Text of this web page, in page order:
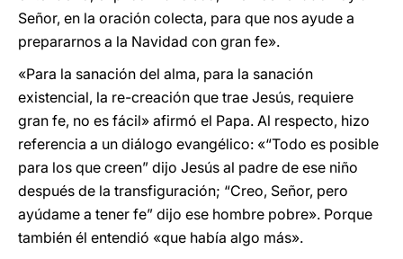
Señor, en la oración colecta, para que nos ayude a
prepararnos a la Navidad con gran fe».
«Para la sanación del alma, para la sanación
existencial, la re-creación que trae Jesús, requiere
gran fe, no es fácil» afirmó el Papa. Al respecto, hizo
referencia a un diálogo evangélico: «“Todo es posible
para los que creen” dijo Jesús al padre de ese niño
después de la transfiguración; “Creo, Señor, pero
ayúdame a tener fe” dijo ese hombre pobre». Porque
también él entendió «que había algo más».